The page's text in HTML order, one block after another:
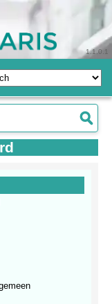
1.1.0.1